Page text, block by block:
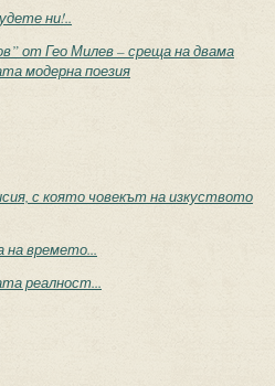
ни!..
от Гео Милев – среща на двама
модерна поезия
с която човекът на изкуството
на времето...
реалност...